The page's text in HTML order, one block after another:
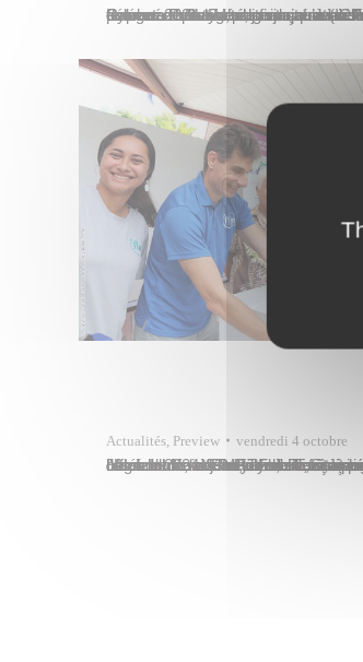
Sylvana Puhetini, adjointe au maire de Papeete déléguée à la santé, guidait une délégation de six femmes de La Mission jusqu’à la clinique Paofai pour un dépistage du cancer du sein, ce jeudi 17 octobre 2024. En partenariat avec l’Institut du
Actualités Preview vendredi 4 octobre
Jules Ienfa, adjoint au maire, était présent aux côtés de Xavier Marotel, secrétaire général du Haut-commissaire, Taivini Teai, ministre de l’Agriculture et Bruno Flores,vice président de l’assemblée de Polynésie française à l’ouverture officielle de la 33e Fête de la Science, ce vendredi 4 octobre 2024 dans le hall René-